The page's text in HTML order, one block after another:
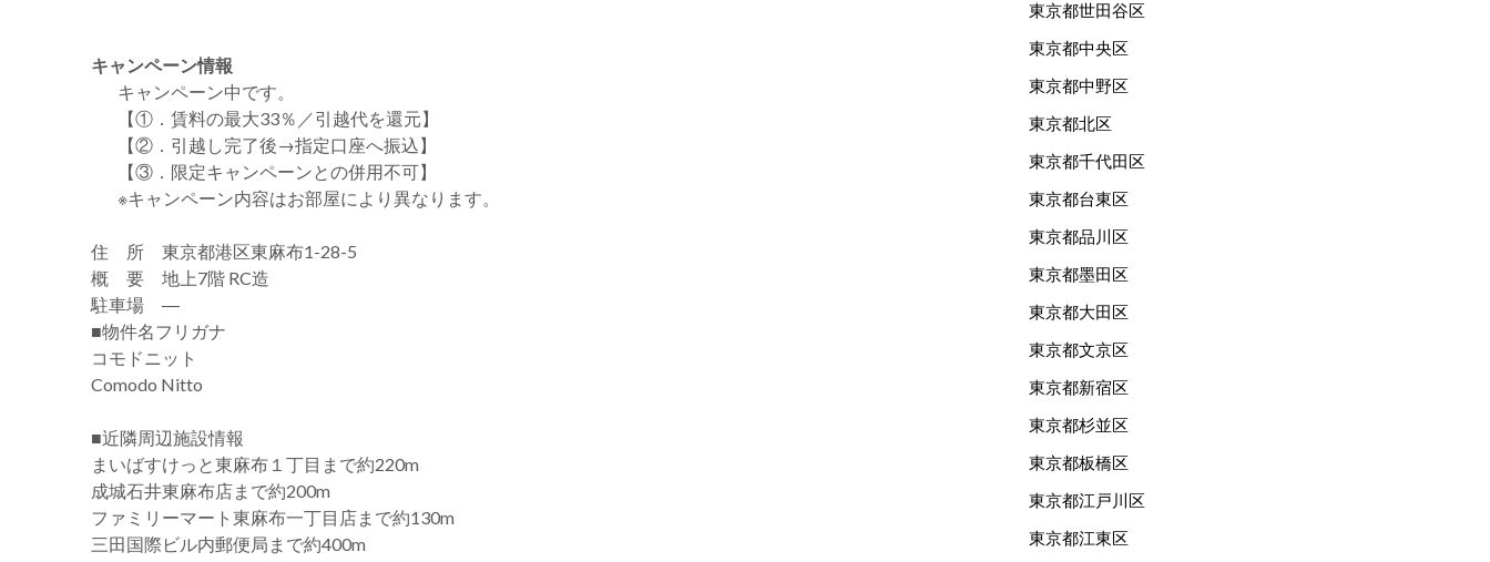
キャンペーン情報
キャンペーン中です。
【①．賃料の最大33％／引越代を還元】
【②．引越し完了後→指定口座へ振込】
【③．限定キャンペーンとの併用不可】
※キャンペーン内容はお部屋により異なります。
住 所 東京都港区東麻布1-28-5
概 要 地上7階 RC造
駐車場 ―
■物件名フリガナ
コモドニット
Comodo Nitto
■近隣周辺施設情報
まいばすけっと東麻布１丁目まで約220m
成城石井東麻布店まで約200m
ファミリーマート東麻布一丁目店まで約130m
三田国際ビル内郵便局まで約400m
東京都世田谷区
東京都中央区
東京都中野区
東京都北区
東京都千代田区
東京都台東区
東京都品川区
東京都墨田区
東京都大田区
東京都文京区
東京都新宿区
東京都杉並区
東京都板橋区
東京都江戸川区
東京都江東区